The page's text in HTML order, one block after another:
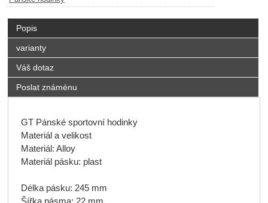
Popis
varianty
Váš dotaz
Poslat známénu
GT Pánské sportovní hodinky
Materiál a velikost
Materiál: Alloy
Materiál pásku: plast
Délka pásku: 245 mm
Šířka pásma: 22 mm